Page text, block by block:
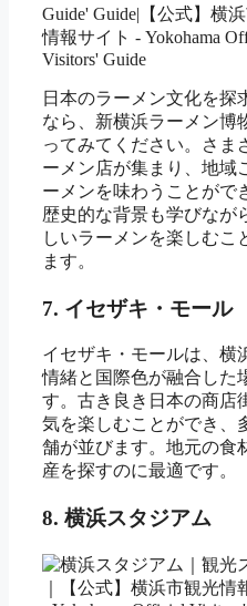
日本のラーメン文化を探
なら、新横浜ラーメン博
ってみてください。さま
ーメン店が集まり、地域
ーメンを味わうことがで
歴史的な背景も学びなが
しいラーメンを楽しむこ
ます。
7. イセザキ・モール
イセザキ・モールは、横
情緒と国際色が融合した
す。古き良き日本の商店
気を楽しむことができ、
舗が並びます。地元の食
産を探すのに最適です。
8. 横浜スタジアム